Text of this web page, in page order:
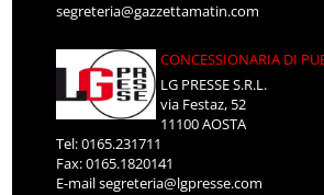
segreteria@gazzettamatin.com
CONCESSIONARIA DI
LG PRESSE S.R.L.
via Festaz, 52
11100 AOSTA
Tel: 0165.231711
Fax: 0165.1820141
E-mailsegreteria@lgpresse.com